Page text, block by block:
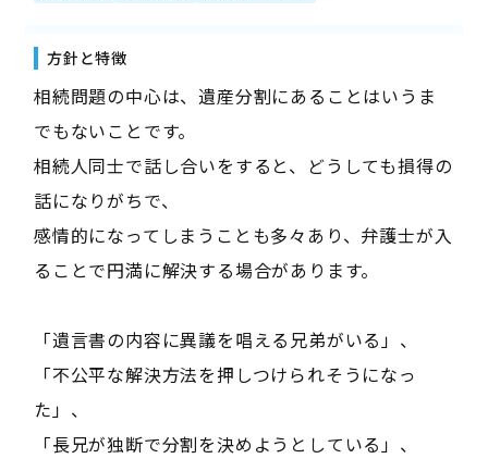
方針と特徴
相続問題の中心は、遺産分割にあることはいうま
でもないことです。
相続人同士で話し合いをすると、どうしても損得の
話になりがちで、
感情的になってしまうことも多々あり、弁護士が入
ることで円満に解決する場合があります。
「遺言書の内容に異議を唱える兄弟がいる」、
「不公平な解決方法を押しつけられそうになっ
た」、
「長兄が独断で分割を決めようとしている」、